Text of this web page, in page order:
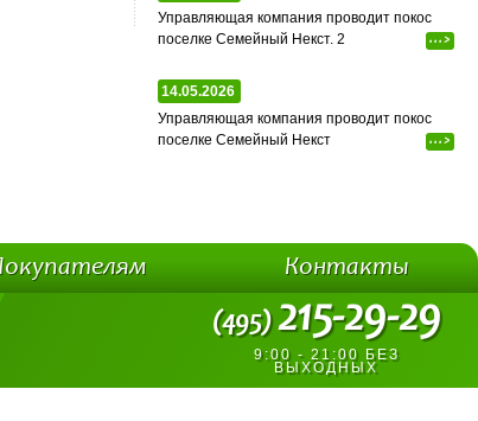
Управляющая компания проводит покос
поселке Семейный Некст. 2
...>
14.05.2026
Управляющая компания проводит покос
поселке Семейный Некст
...>
Контакты
(495)215-29-29
9:00 - 21:00 БЕЗ
ВЫХОДНЫХ